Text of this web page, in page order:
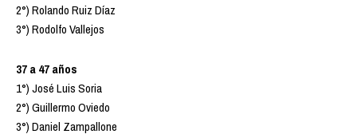
2°) Rolando Ruiz Díaz
3°) Rodolfo Vallejos
37 a 47 años
1°) José Luis Soria
2°) Guillermo Oviedo
3°) Daniel Zampallone